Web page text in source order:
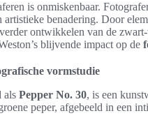
is onmiskenbaar.
benadering. Door
ontwikkelen van de
blijvende impact op de
vormstudie
als Pepper No. 30, is een
peper, afgebeeld in een